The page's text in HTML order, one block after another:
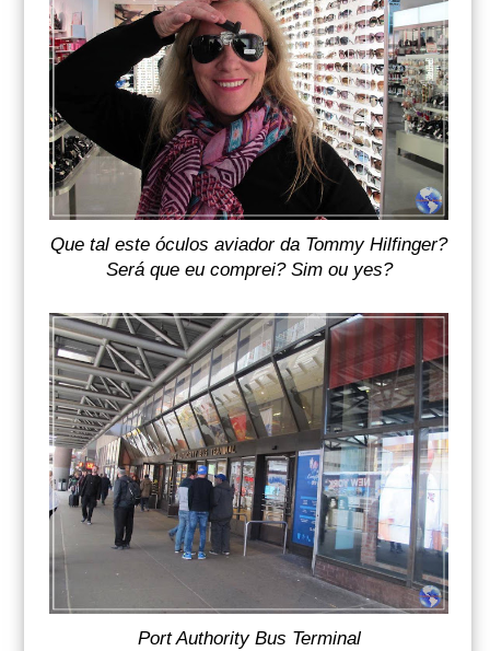
Que tal este óculos aviador da Tommy Hilfinger?
Será que eu comprei? Sim ou yes?
Port Authority Bus Terminal